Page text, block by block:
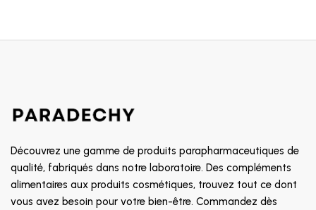
Découvrez une gamme de produits parapharmaceutiques de
qualité, fabriqués dans notre laboratoire. Des compléments
alimentaires aux produits cosmétiques, trouvez tout ce dont
vous avez besoin pour votre bien-être. Commandez dès